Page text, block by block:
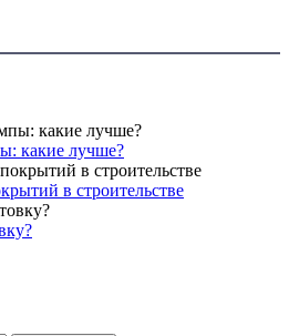
какие лучше?
в строительстве